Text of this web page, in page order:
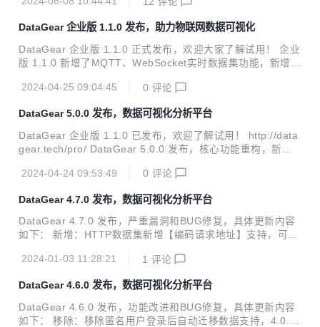
集属性】重构为【数据集字段】； 重构：【数据集资源目录】
fileSource； 重构：【数据源】访问路径由/schema重构为/dt
bsSource； 新增：图表JS对象新增chart.dataSetField*()函
数，替换已弃用的chart.dataSetProperty*()函数； 新增：看
DataGear 企业版 1.1.0 发布，助力物联网数据可视化
DataGear 企业版 1.1.0 正式发布，欢迎大家了解试用！ 企业
版 1.1.0 新增了MQTT、WebSocket实时数据集功能，新增了
新增Redis数据集，支持Redis数据可视化； 新增：新增Mong
数据集，支持MQTT实时数据可视化； 新增：新增WebSocke
t数据集，支持WebSocket实时数据可视化； 新增：新增组织
机构管理模块，支持针对组织机构的数据授权； 新增：系统备
份新增手动备份功能，便于需要时手动备份； 修复：修复系统
还原操作有时会出现还...
2024-04-25 09:04:45 0 评论
DataGear 5.0.0 发布，数据可视化分析平台
DataGear 企业版 1.1.0 已发布，欢迎了解试用！ http://data
gear.tech/pro/ DataGear 5.0.0 发布，核心功能重构，新增
集】概念和设计重构为【数据集绑定】； 弃用：看板弃用dg-
用：图表JS对象弃用chart.map()函数，改为采用dgMap图表
选项方式； 新增：看板编辑页面新增插入新建图表功能； 新
增：内置地图类图表新增dgMap图表选项，可以更方便灵活地
2024-04-24 09:53:49 0 评论
DataGear 4.7.0 发布，数据可视化分析平台
DataGear 4.7.0 发布，严重漏洞和BUG修复，具体更新内容
如下： 新增：HTTP数据集新增【编码请求地址】支持，可用
储支持（开启需设置schemaPsd.crypto.enabled配置项）；
据源URL远程代码执行漏洞； 新增：新增disableShowAnony
mous系统配置项，可配置禁用匿名用户展示图表/看板； 修
复：修复看板导入页面设置压缩包编码不起作用的BUG； 修
2024-01-03 11:28:21 1 评论
DataGear 4.6.0 发布，数据可视化分析平台
DataGear 4.6.0 发布，功能改进和BUG修复，具体更新内容
如下： 移除：移除匿名用户登录后自动迁移数据支持，4.0.0